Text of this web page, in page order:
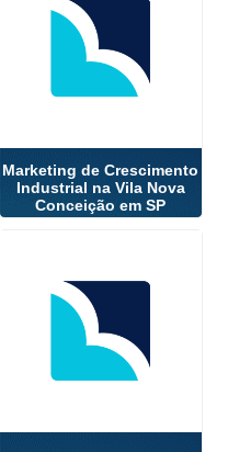
Marketing de Crescimento
Industrial na Vila Nova
Conceição em SP